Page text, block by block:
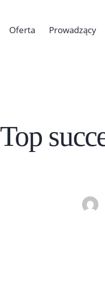
Oferta Prowadzący
Top